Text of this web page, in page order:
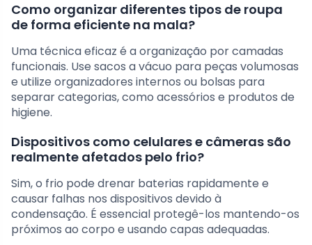
Como organizar diferentes tipos de roupa
de forma eficiente na mala?
Uma técnica eficaz é a organização por camadas
funcionais. Use sacos a vácuo para peças volumosas
e utilize organizadores internos ou bolsas para
separar categorias, como acessórios e produtos de
higiene.
Dispositivos como celulares e câmeras são
realmente afetados pelo frio?
Sim, o frio pode drenar baterias rapidamente e
causar falhas nos dispositivos devido à
condensação. É essencial protegê-los mantendo-os
próximos ao corpo e usando capas adequadas.